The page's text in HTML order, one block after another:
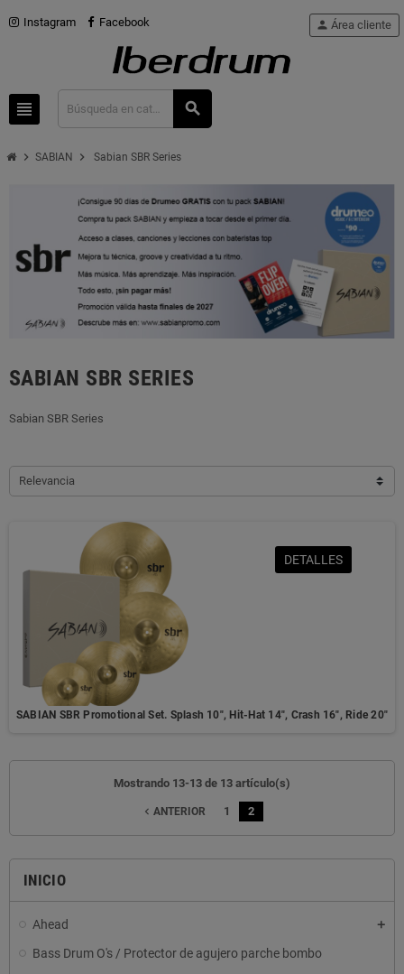
Instagram Facebook
view_headline search
person Área cliente
chevron_right SABIAN chevron_right Sabian SBR Series
INICIO
Ahead
Bass Drum O's / Protector de agujero parche bombo
SABIAN SBR SERIES
Sabian SBR Series
Relevancia
SABIAN SBR Promotional Set. Splash 10", Hit-Hat 14", Crash 16", Ride 20"
DETALLES
Mostrando 13-13 de 13 artículo(s)
navigate_before ANTERIOR 1 2